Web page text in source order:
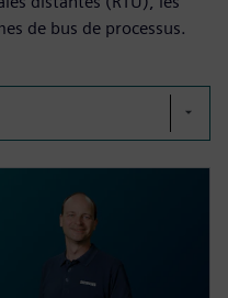
de bus de processus.